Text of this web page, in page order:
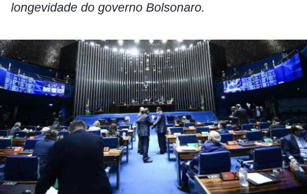
longevidade do governo Bolsonaro.